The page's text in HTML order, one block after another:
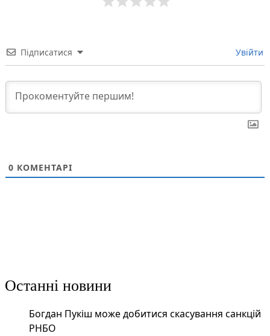
Підписатися Увійти
0 КОМЕНТАРІ
Останні новини
Богдан Пукіш може добитися скасування санкцій
РНБО